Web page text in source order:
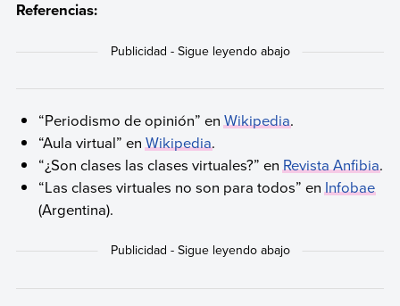
Referencias:
“Periodismo de opinión” enWikipedia.
“Aula virtual” enWikipedia.
“¿Son clases las clases virtuales?” enRevista Anfibia.
“Las clases virtuales no son para todos” enInfobae
(Argentina).